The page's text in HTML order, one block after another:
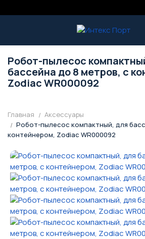
Робот-пылесос
бассейна до 8 метров, с
Zodiac WR000092
Главная
Аксессуары
Робот-пылесос компактный, для
контейнером, Zodiac WR000092